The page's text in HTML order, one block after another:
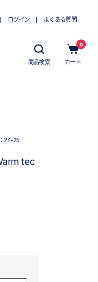
ログイン よくある質問
商品検索 カート
0
24-25
tec